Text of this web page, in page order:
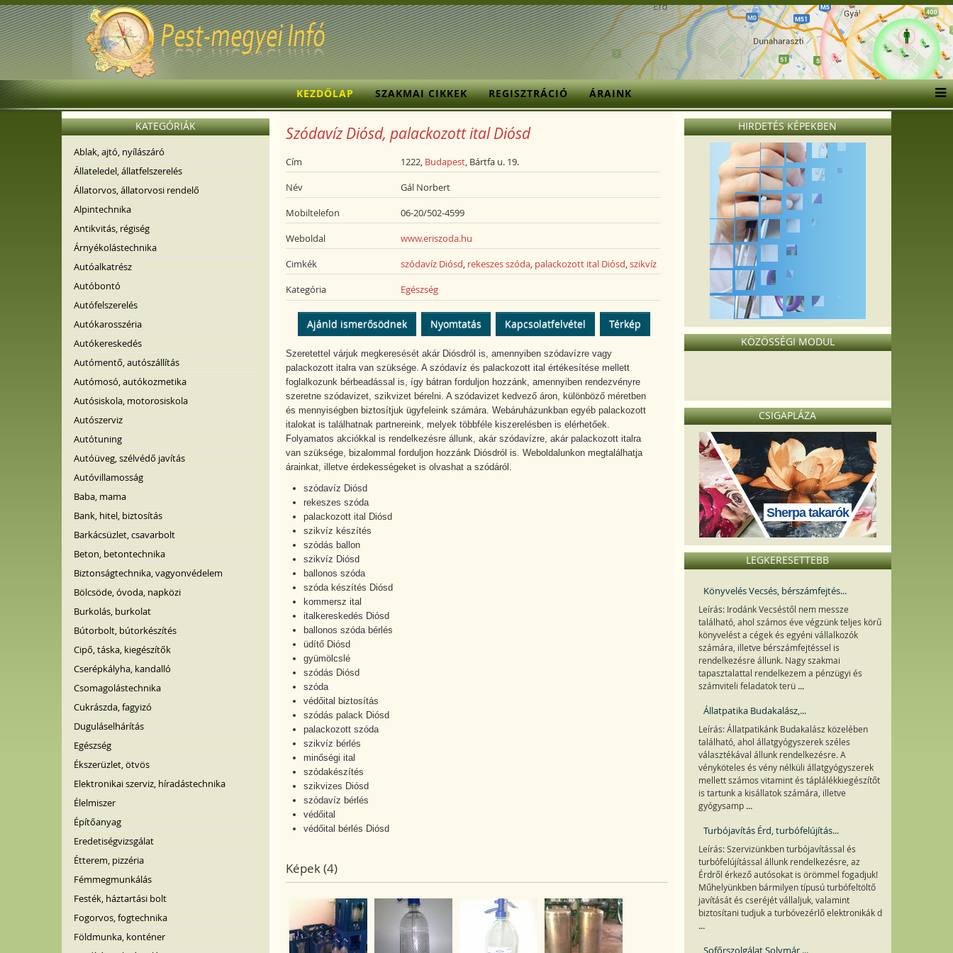
KEZDŐLAP SZAKMAI CIKKEK REGISZTRÁCIÓ ÁRAINK
KATEGÓRIÁK
Ablak, ajtó, nyílászáró
Állateledel, állatfelszerelés
Állatorvos, állatorvosi rendelő
Alpintechnika
Antikvitás, régiség
Árnyékolástechnika
Autóalkatrész
Autóbontó
Autófelszerelés
Autókarosszéria
Autókereskedés
Autómentő, autószállítás
Autómosó, autókozmetika
Autósiskola, motorosiskola
Autószerviz
Autótuning
Autóüveg, szélvédő javítás
Autóvillamosság
Baba, mama
Bank, hitel, biztosítás
Barkácsüzlet, csavarbolt
Beton, betontechnika
Biztonságtechnika, vagyonvédelem
Bölcsöde, óvoda, napközi
Burkolás, burkolat
Bútorbolt, bútorkészítés
Cipő, táska, kiegészítők
Cserépkályha, kandalló
Csomagolástechnika
Cukrászda, fagyizó
Duguláselhárítás
Egészség
Ékszerüzlet, ötvös
Elektronikai szerviz, híradástechnika
Élelmiszer
Építőanyag
Eredetiségvizsgálat
Étterem, pizzéria
Fémmegmunkálás
Festék, háztartási bolt
Fogorvos, fogtechnika
Földmunka, konténer
Szódavíz Diósd, palackozott ital Diósd
Cím 1222, Budapest, Bártfa u. 19.
Név Gál Norbert
Mobiltelefon 06-20/502-4599
Weboldal www.eriszoda.hu
Cimkék szódavíz Diósd, rekeszes szóda, palackozott ital Diósd,szikvíz
Kategória Egészség
Ajánld ismerősödnek Nyomtatás Kapcsolatfelvétel Térkép
Szeretettel várjuk megkeresését akár Diósdról is, amennyiben szódavízre vagy
palackozott italra van szüksége. A szódavíz és palackozott ital értékesítése mellett
foglalkozunk bérbeadással is, így bátran forduljon hozzánk, amennyiben rendezvényre
szeretne szódavizet, szikvizet bérelni. A szódavizet kedvező áron, különböző méretben
és mennyiségben biztosítjuk ügyfeleink számára. Webáruházunkban egyéb palackozott
italokat is találhatnak partnereink, melyek többféle kiszerelésben is elérhetőek.
Folyamatos akciókkal is rendelkezésre állunk, akár szódavízre, akár palackozott italra
van szüksége, bizalommal forduljon hozzánk Diósdról is. Weboldalunkon megtalálhatja
árainkat, illetve érdekességeket is olvashat a szódáról.
szódavíz Diósd
rekeszes szóda
palackozott ital Diósd
szikvíz készítés
szódás ballon
szikvíz Diósd
ballonos szóda
szóda készítés Diósd
kommersz ital
italkereskedés Diósd
ballonos szóda bérlés
üdítő Diósd
gyümölcslé
szódás Diósd
szóda
védőital biztosítás
szódás palack Diósd
palackozott szóda
szikvíz bérlés
minőségi ital
szódakészítés
szikvizes Diósd
szódavíz bérlés
védőital
védőital bérlés Diósd
Képek (4)
HIRDETÉS KÉPEKBEN
Ételallergia
kivizsgálás
KÖZÖSSÉGI MODUL
CSIGAPLÁZA
Sherpa takarók
LEGKERESETTEBB
Könyvelés Vecsés, bérszámfejtés...
Leírás: Irodánk Vecséstől nem messze
található, ahol számos éve végzünk teljes körű
könyvelést a cégek és egyéni vállalkozók
számára, illetve bérszámfejtéssel is
rendelkezésre állunk. Nagy szakmai
tapasztalattal rendelkezem a pénzügyi és
számviteli feladatok terü ...
Állatpatika Budakalász,...
Leírás: Állatpatikánk Budakalász közelében
található, ahol állatgyógyszerek széles
választékával állunk rendelkezésre. A
vényköteles és vény nélküli állatgyógyszerek
mellett számos vitamint és táplálékkiegészítőt
is tartunk a kisállatok számára, illetve
gyógysamp ...
Turbójavítás Érd, turbófelújítás...
Leírás: Szervizünkben turbójavítással és
turbófelújítással állunk rendelkezésre, az
Érdről érkező autósokat is örömmel fogadjuk!
Műhelyünkben bármilyen típusú turbófeltöltő
javítását és cseréjét vállaljuk, valamint
biztosítani tudjuk a turbóvezérlő elektronikák d
...
Sofőrszolgálat Solymár,...